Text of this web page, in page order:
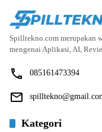
Spilltekno.com merupakan
mengenai Aplikasi, AI,
085161473394
Kategori